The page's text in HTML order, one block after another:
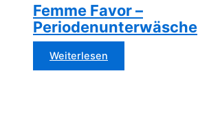
Femme Favor –
Periodenunterwäsche
Weiterlesen